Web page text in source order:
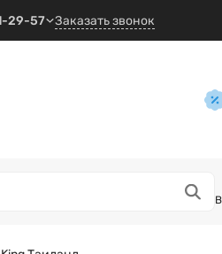
29-57 Заказать звонок